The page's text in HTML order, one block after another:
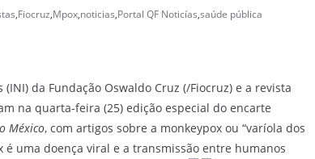
,Fiocruz,Mpox,noticias,Portal QF Noticías,saúde pública
da Fundação Oswaldo Cruz (/Fiocruz) e a revista
na quarta-feira (25) edição especial do encarte
México, com artigos sobre a monkeypox ou “varíola dos
é uma doença viral e a transmissão entre humanos